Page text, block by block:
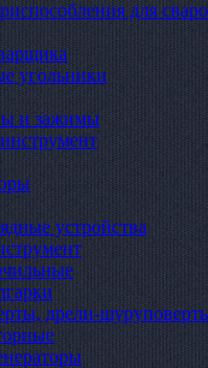
для
угольники
и зажимы
устройства
дрели-